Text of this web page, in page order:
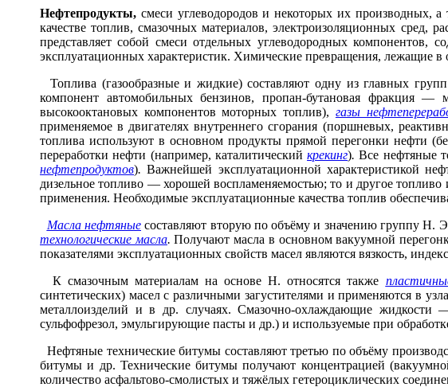
Нефтепродукты, смеси углеводородов и некоторых их производных,
качестве топлив, смазочных материалов, электроизоляционных сред,
представляет собой смеси отдельных углеводородных компонентов,
эксплуатационных характеристик. Химические превращения, лежащие
Топлива (газообразные и жидкие) составляют одну из главных
компонент автомобильных бензинов, пропан-бутановая фракция
высокооктановых компонентов моторных топлив), газы
применяемое в двигателях внутреннего сгорания (поршневых,
топлива используют в основном продукты прямой перегонки нефти
переработки нефти (например, каталитическийкрекинг). Все нефтяные
нефтепродуктов). Важнейшей эксплуатационной характеристикой
дизельное топливо — хорошей воспламеняемостью; то и другое
применения. Необходимые эксплуатационные качества топлив
Масла нефтяныесоставляют вторую по объёму и значению группу Н.
технологические масла.Получают масла в основном вакуумной
показателями эксплуатационных свойств масел являются вязкость,
К смазочным материалам на основе Н. относятся также
синтетических) масел с различными загустителями и применяются в
металлоизделий и в др. случаях. Смазочно-охлаждающие
сульфофрезол, эмульгирующие пасты и др.) и используемые при
Нефтяные технические битумы составляют третью по объёму
битумы и др. Технические битумы получают концентрацией
количество асфальтово-смолистых и тяжёлых гетероциклических